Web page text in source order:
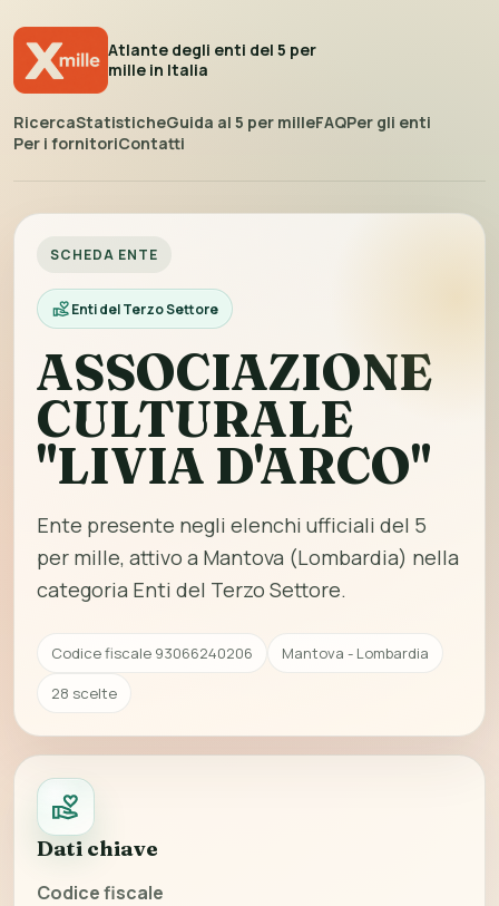
Atlante degli enti del 5 per
mille in Italia
RicercaStatisticheGuida al 5 per milleFAQPer gli enti
Per i fornitoriContatti
SCHEDA ENTE
Enti del Terzo Settore
ASSOCIAZIONE
CULTURALE
"LIVIA D'ARCO"
Ente presente negli elenchi ufficiali del 5
per mille, attivo a Mantova (Lombardia) nella
categoria Enti del Terzo Settore.
Codice fiscale 93066240206
Mantova - Lombardia
28 scelte
Dati chiave
Codice fiscale